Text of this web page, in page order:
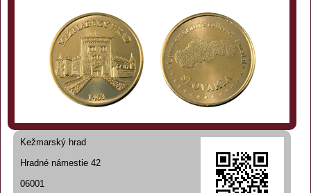
Kežmarský hrad
Hradné námestie 42
06001